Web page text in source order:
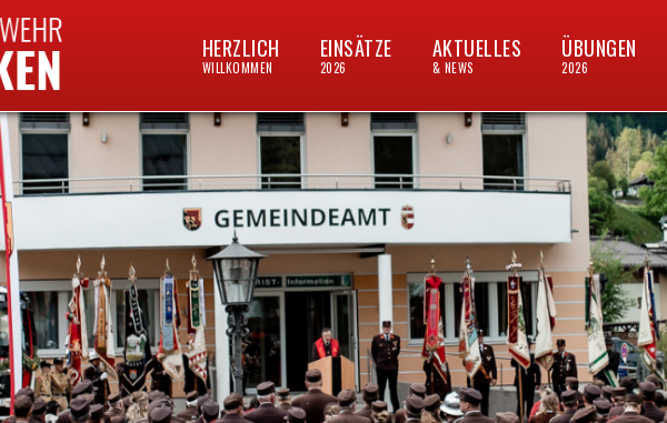
HERZLICH
WILLKOMMEN
EINSÄTZE
2026
AKTUELLES
& NEWS
ÜBUNGEN
2026